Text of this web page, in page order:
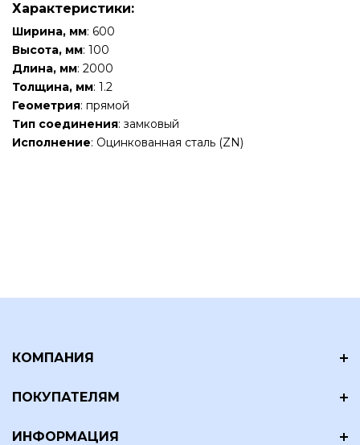
Характеристики:
Ширина, мм: 600
Высота, мм: 100
Длина, мм: 2000
Толщина, мм: 1.2
Геометрия: прямой
Тип соединения: замковый
Исполнение: Оцинкованная сталь (ZN)
КОМПАНИЯ
ПОКУПАТЕЛЯМ
ИНФОРМАЦИЯ